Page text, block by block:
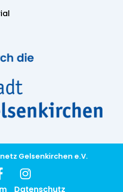
Gelsenkirchen e.V.
Datenschutz